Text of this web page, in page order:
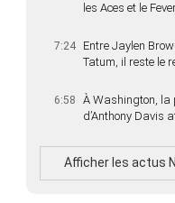
les Aces et le
7:24
Entre Jaylen
Tatum, il reste le
6:58
À Washington, la
d’Anthony Davis
Afficher les actus